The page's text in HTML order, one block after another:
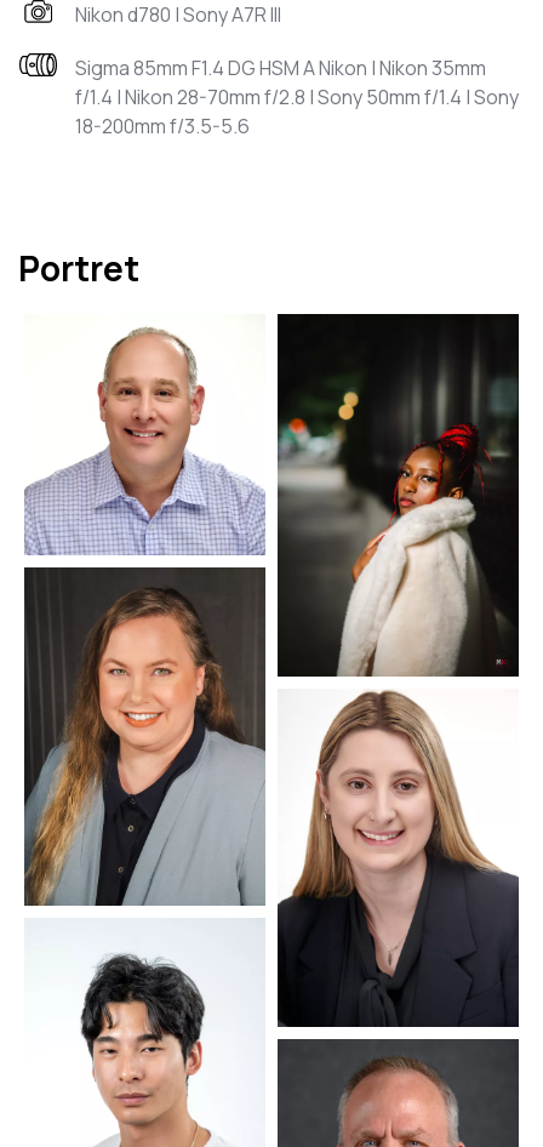
Nikon d780 | Sony A7R III
Sigma 85mm F1.4 DG HSM A Nikon | Nikon 35mm
f/1.4 | Nikon 28-70mm f/2.8 | Sony 50mm f/1.4 | Sony
18-200mm f/3.5-5.6
Portret